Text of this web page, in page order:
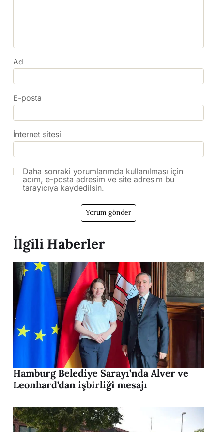
Ad
E-posta
İnternet sitesi
Daha sonraki yorumlarımda kullanılması için
adım, e-posta adresim ve site adresim bu
tarayıcıya kaydedilsin.
İlgili Haberler
Hamburg Belediye Sarayı’nda Alver ve
Leonhard’dan işbirliği mesajı